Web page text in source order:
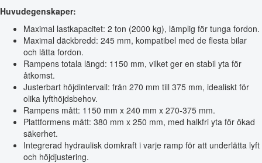
Huvudegenskaper:
Maximal lastkapacitet: 2 ton (2000 kg), lämplig för tunga fordon.
Maximal däckbredd: 245 mm, kompatibel med de flesta bilar
och lätta fordon.
Rampens totala längd: 1150 mm, vilket ger en stabil yta för
åtkomst.
Justerbart höjdintervall: från 270 mm till 375 mm, idealiskt för
olika lyfthöjdsbehov.
Rampens mått: 1150 mm x 240 mm x 270-375 mm.
Plattformens mått: 380 mm x 250 mm, med halkfri yta för ökad
säkerhet.
Integrerad hydraulisk domkraft i varje ramp för att underlätta lyft
och höjdjustering.